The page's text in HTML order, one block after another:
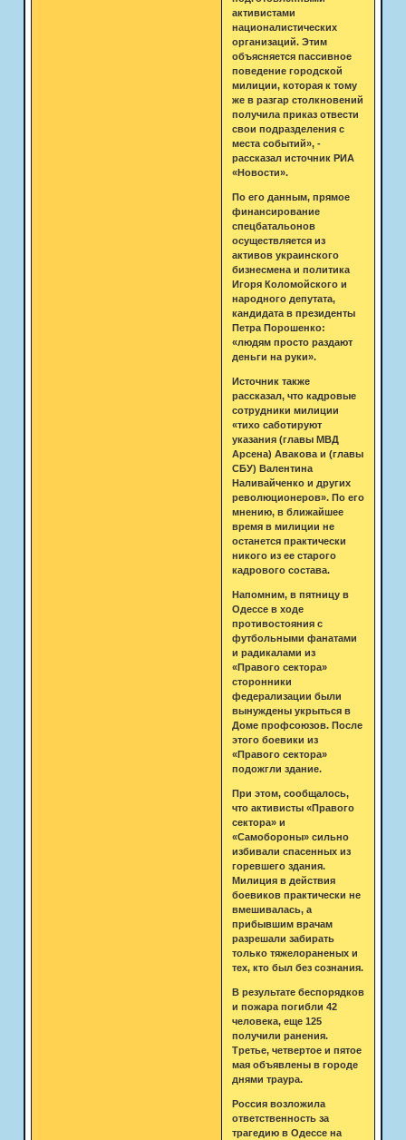
активистами
националистических
организаций. Этим
объясняется пассивное
поведение городской
милиции, которая к тому
же в разгар столкновений
получила приказ отвести
свои подразделения с
места событий», -
рассказал источник РИА
«Новости».
По его данным, прямое
финансирование
спецбатальонов
осуществляется из
активов украинского
бизнесмена и политика
Игоря Коломойского и
народного депутата,
кандидата в президенты
Петра Порошенко:
«людям просто раздают
деньги на руки».
Источник также
рассказал, что кадровые
сотрудники милиции
«тихо саботируют
указания (главы МВД
Арсена) Авакова и (главы
СБУ) Валентина
Наливайченко и других
революционеров». По его
мнению, в ближайшее
время в милиции не
останется практически
никого из ее старого
кадрового состава.
Напомним, в пятницу в
Одессе в ходе
противостояния с
футбольными фанатами
и радикалами из
«Правого сектора»
сторонники
федерализации были
вынуждены укрыться в
Доме профсоюзов. После
этого боевики из
«Правого сектора»
подожгли здание.
При этом, сообщалось,
что активисты «Правого
сектора» и
«Самобороны» сильно
избивали спасенных из
горевшего здания.
Милиция в действия
боевиков практически не
вмешивалась, а
прибывшим врачам
разрешали забирать
только тяжелораненых и
тех, кто был без сознания.
В результате беспорядков
и пожара погибли 42
человека, еще 125
получили ранения.
Третье, четвертое и пятое
мая объявлены в городе
днями траура.
Россия возложила
ответственность за
трагедию в Одессе на